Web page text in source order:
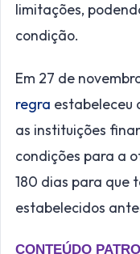
limitações,
condição.
Em 27 de
regra estabeleceu
as instituições
condições para a
180 dias para que
estabelecidos